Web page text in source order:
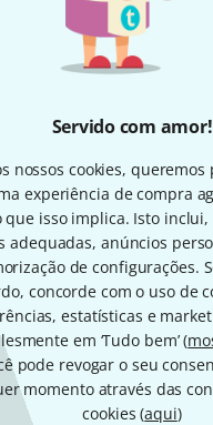
Servido com amor!
nossos cookies,
experiência de compra
que isso implica. Isto
adequadas, anúncios
de configurações.
concorde com o uso de
estatísticas e
em ‘Tudo bem’ (
pode revogar o seu
momento através das
cookies (aqui)
Comparar
2
Par. Eye (M) 13"
Takt
STD
€ 12,90